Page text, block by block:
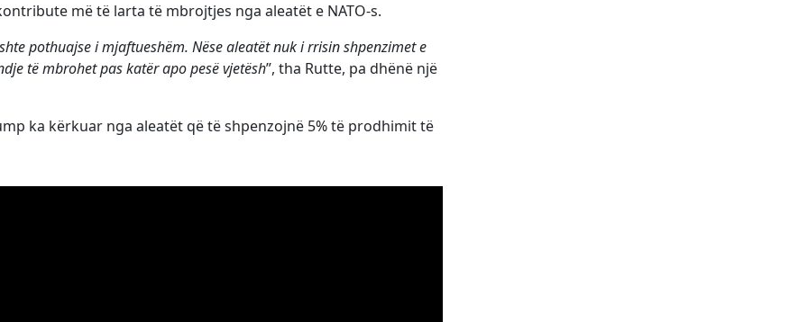
më të larta të mbrojtjes nga aleatët e NATO-s.
pothuajse i mjaftueshëm. Nëse aleatët nuk i rrisin shpenzimet e
të mbrohet pas katër apo pesë vjetësh”, tha Rutte, pa dhënë një
ka kërkuar nga aleatët që të shpenzojnë 5% të prodhimit të